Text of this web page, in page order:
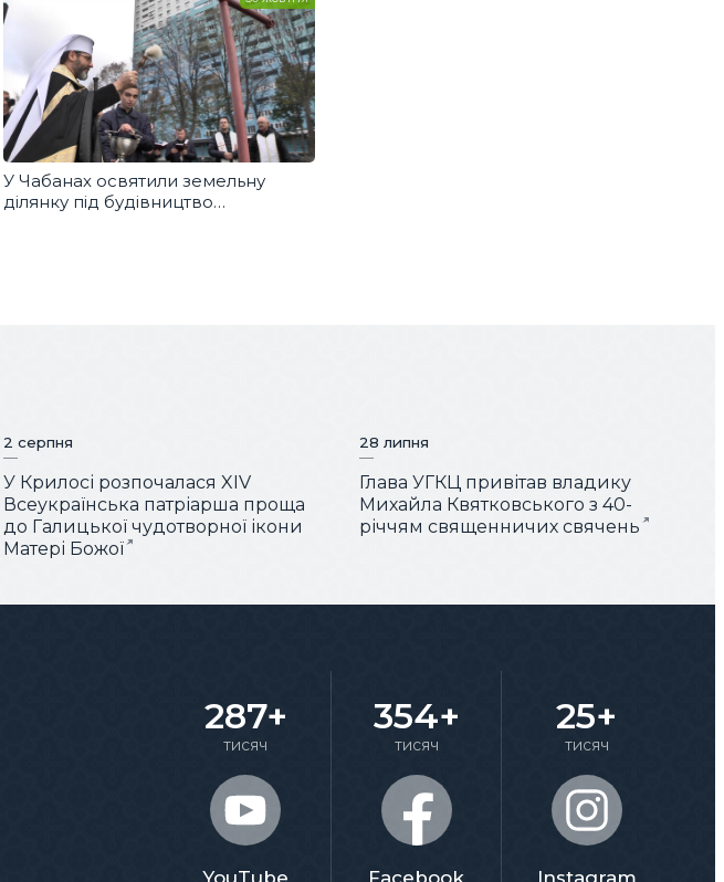
У Чабанах освятили земельну
ділянку під будівництво
2 серпня
У Крилосі розпочалася XIV
Всеукраїнська патріарша проща
до Галицької чудотворної ікони
Матері Божої
28 липня
Глава УГКЦ привітав владику
Михайла Квятковського з 40-
річчям священничих свячень
287+
тисяч
YouTube
354+
тисяч
Facebook
25+
тисяч
Instagram